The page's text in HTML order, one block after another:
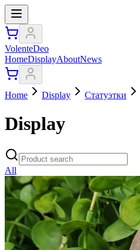
VolenteDeo
HomeDisplayAboutNews
Home Display Статуэтки
Display
All